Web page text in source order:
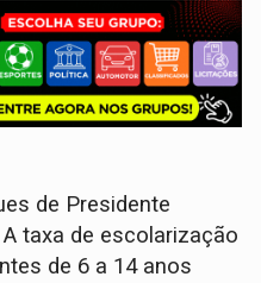
de Presidente
taxa de escolarização
de 6 a 14 anos